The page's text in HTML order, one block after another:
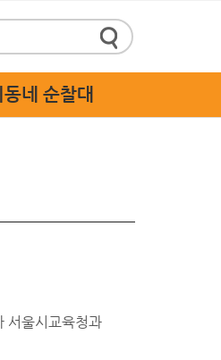
네 순찰대
서울시교육청과